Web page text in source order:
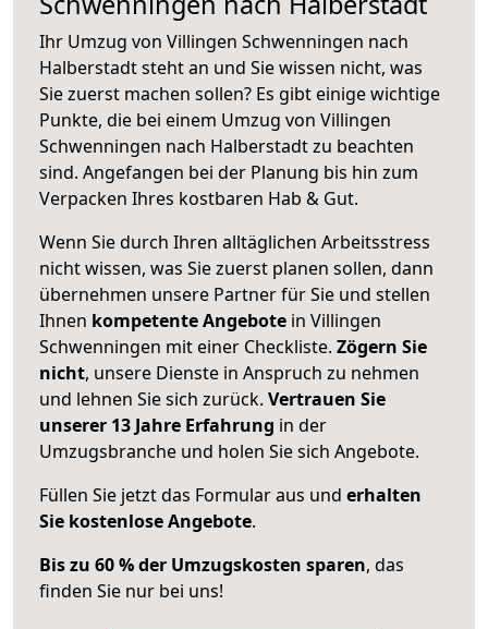
Ihr Umzug von Villingen Schwenningen nach
Halberstadt steht an und Sie wissen nicht, was
Sie zuerst machen sollen? Es gibt einige wichtige
Punkte, die bei einem Umzug von Villingen
Schwenningen nach Halberstadt zu beachten
sind. Angefangen bei der Planung bis hin zum
Verpacken Ihres kostbaren Hab & Gut.
Wenn Sie durch Ihren alltäglichen Arbeitsstress
nicht wissen, was Sie zuerst planen sollen, dann
übernehmen unsere Partner für Sie und stellen
Ihnen kompetente Angebote in Villingen
Schwenningen mit einer Checkliste. Zögern Sie
nicht, unsere Dienste in Anspruch zu nehmen
und lehnen Sie sich zurück. Vertrauen Sie
unserer 13 Jahre Erfahrung in der
Umzugsbranche und holen Sie sich Angebote.
Füllen Sie jetzt das Formular aus und erhalten
Sie kostenlose Angebote.
Bis zu 60 % der Umzugskosten sparen, das
finden Sie nur bei uns!